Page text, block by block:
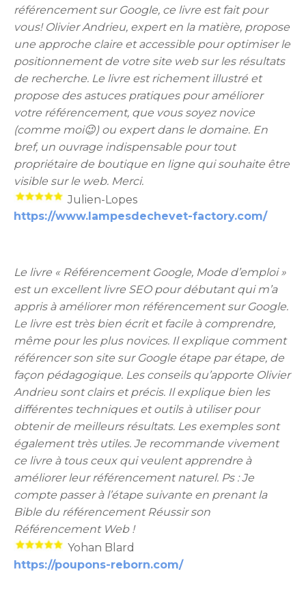
référencement sur Google, ce livre est fait pour
vous! Olivier Andrieu, expert en la matière, propose
une approche claire et accessible pour optimiser le
positionnement de votre site web sur les résultats
de recherche. Le livre est richement illustré et
propose des astuces pratiques pour améliorer
votre référencement, que vous soyez novice
(comme moi😉) ou expert dans le domaine. En
bref, un ouvrage indispensable pour tout
propriétaire de boutique en ligne qui souhaite être
visible sur le web. Merci.
Julien-Lopes
https://www.lampesdechevet-factory.com/
Le livre « Référencement Google, Mode d’emploi »
est un excellent livre SEO pour débutant qui m’a
appris à améliorer mon référencement sur Google.
Le livre est très bien écrit et facile à comprendre,
même pour les plus novices. Il explique comment
référencer son site sur Google étape par étape, de
façon pédagogique. Les conseils qu’apporte Olivier
Andrieu sont clairs et précis. Il explique bien les
différentes techniques et outils à utiliser pour
obtenir de meilleurs résultats. Les exemples sont
également très utiles. Je recommande vivement
ce livre à tous ceux qui veulent apprendre à
améliorer leur référencement naturel. Ps : Je
compte passer à l’étape suivante en prenant la
Bible du référencement Réussir son
Référencement Web !
Yohan Blard
https://poupons-reborn.com/